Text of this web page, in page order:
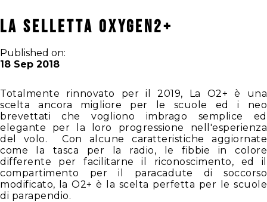
La selletta Oxygen2+
Published on:
18 Sep 2018
Totalmente rinnovato per il 2019, La O2+ è una
scelta ancora migliore per le scuole ed i neo
brevettati che vogliono imbrago semplice ed
elegante per la loro progressione nell'esperienza
del volo. Con alcune caratteristiche aggiornate
come la tasca per la radio, le fibbie in colore
differente per facilitarne il riconoscimento, ed il
compartimento per il paracadute di soccorso
modificato, la O2+ è la scelta perfetta per le scuole
di parapendio.